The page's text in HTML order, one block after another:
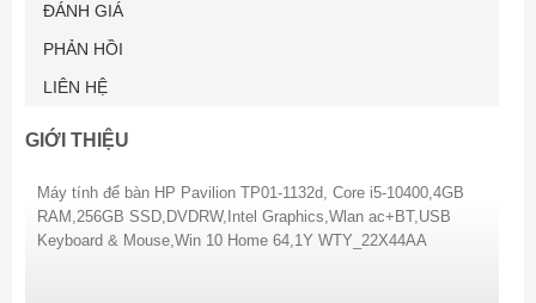
ĐÁNH GIÁ
PHẢN HỒI
LIÊN HỆ
GIỚI THIỆU
Máy tính để bàn HP Pavilion TP01-1132d, Core i5-10400,4GB
RAM,256GB SSD,DVDRW,Intel Graphics,Wlan ac+BT,USB
Keyboard & Mouse,Win 10 Home 64,1Y WTY_22X44AA